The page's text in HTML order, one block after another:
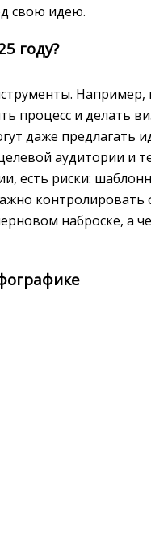
свою идею.
году?
Например,
процесс и делать
даже предлагать
аудитории и
есть риски:
контролировать
наброске, а